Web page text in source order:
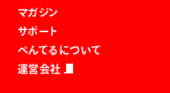
マガジン
サポート
ぺんてるについて
運営会社